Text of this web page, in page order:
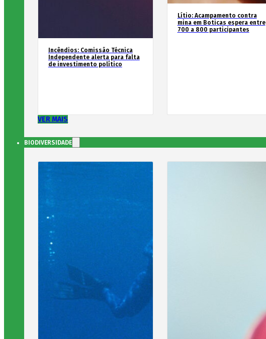
Incêndios: Comissão Técnica
Independente alerta para falta
de investimento político
Lítio: Acampamento contra
mina em Boticas espera entre
700 a 800 participantes
VER MAIS
BIODIVERSIDADE